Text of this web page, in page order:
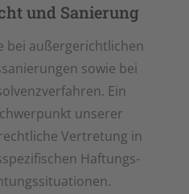
und Sanierung
bei außergerichtlichen
sowie bei
Ein
unserer
Vertretung in
Haftungs-